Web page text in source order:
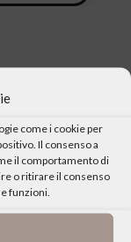
come i cookie per
Il consenso a
il comportamento di
o ritirare il consenso
funzioni.
nato dalla
di rendere
2007) nel
Il suo talento
è stato ed è